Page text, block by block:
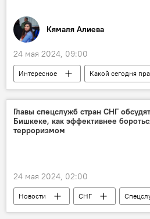
Кямаля Алиева
24 мая 2024, 09:00
Интересное
Какой сегодня
Кто сегодня родился
История
Азербайджан
Всемирный день видеоигр
Главы спецслужб стран СНГ
Бишкеке, как эффективнее
терроризмом
24 мая 2024, 02:00
Новости СНГ
Заседание
Бишкек